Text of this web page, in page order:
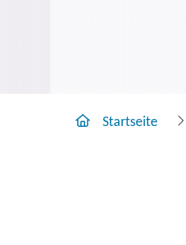
Startseite